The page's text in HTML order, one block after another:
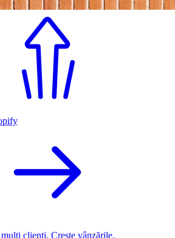
clienți. Crește vânzările.